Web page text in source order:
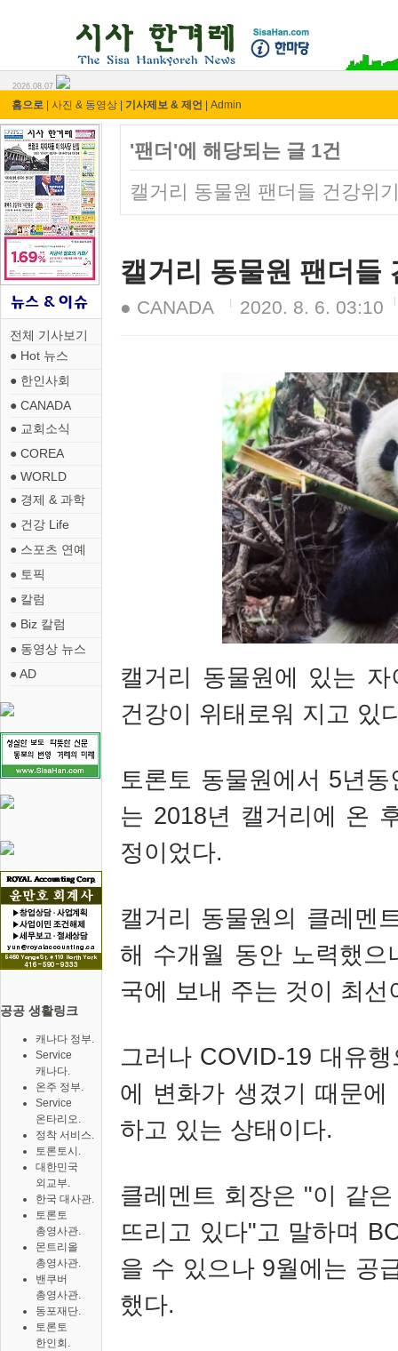
2026.08.07
홈으로 사진 & 동영상 기사제보 & 제언 Admin
전체 기사보기
● Hot 뉴스
● 한인사회
● CANADA
● 교회소식
● COREA
● WORLD
● 경제 & 과학
● 건강 Life
● 스포츠 연예
● 토픽
● 칼럼
● Biz 칼럼
● 동영상 뉴스
● AD
공공 생활링크
캐나다 정부.
Service
캐나다.
온주 정부.
Service
온타리오.
정착 서비스.
토론토시.
대한민국
외교부.
한국 대사관.
토론토
총영사관.
몬트리올
총영사관.
밴쿠버
총영사관.
동포재단.
토론토
한인회.
'팬더'에 해당되는 글 1건
캘거리 동물원 팬더들 건강위
캘거리 동물원 팬더들
● CANADA 2020. 8. 6. 03:10
캘거리 동물원에 있는
건강이 위태로워 지고 있
토론토 동물원에서 5년
는 2018년 캘거리에 온
정이었다.
캘거리 동물원의 클레멘
해 수개월 동안 노력했
국에 보내 주는 것이 최
그러나 COVID-19 대유
에 변화가 생겼기 때문
하고 있는 상태이다.
클레멘트 회장은 "이 같
뜨리고 있다"고 말하며
을 수 있으나 9월에는 공
했다.